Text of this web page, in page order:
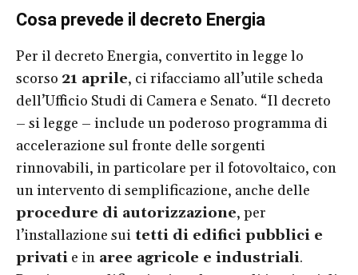
Cosa prevede il decreto Energia
Per il decreto Energia, convertito in legge lo
scorso 21 aprile, ci rifacciamo all’utile scheda
dell’Ufficio Studi di Camera e Senato. “Il decreto
– si legge – include un poderoso programma di
accelerazione sul fronte delle sorgenti
rinnovabili, in particolare per il fotovoltaico, con
un intervento di semplificazione, anche delle
procedure di autorizzazione, per
l’installazione sui tetti di edifici pubblici e
privati e in aree agricole e industriali.